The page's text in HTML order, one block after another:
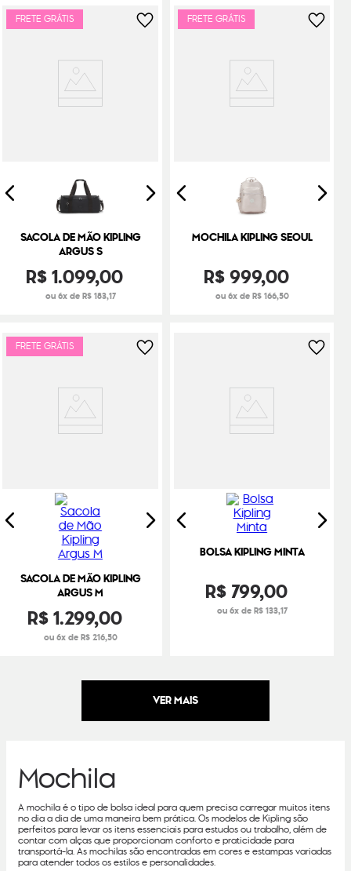
FRETE GRÁTIS
SACOLA DE MÃO KIPLING
ARGUS S
R$1.099,00
ou 6x de R$ 183,17
FRETE GRÁTIS
MOCHILA KIPLING SEOUL
R$999,00
ou 6x de R$ 166,50
FRETE GRÁTIS
SACOLA DE MÃO KIPLING
ARGUS M
R$1.299,00
ou 6x de R$ 216,50
BOLSA KIPLING MINTA
R$ 799,00
ou 6x de R$ 133,17
Mochila
A mochila é o tipo de bolsa ideal para quem precisa carregar muitos itens
no dia a dia de uma maneira bem prática. Os modelos de Kipling são
perfeitos para levar os itens essenciais para estudos ou trabalho, além de
contar com alças que proporcionam conforto e praticidade para
transportá-la. As mochilas são encontradas em cores e estampas variadas
para atender todos os estilos e personalidades.